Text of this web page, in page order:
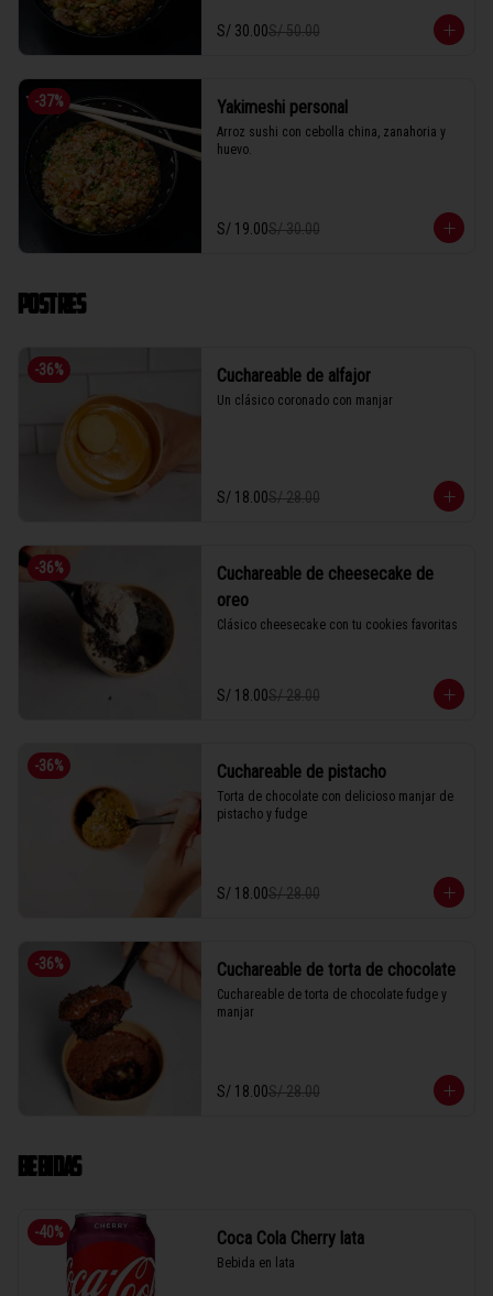
S/ 30.00S/ 50.00
-37% Yakimeshi personal
Arroz sushi con cebolla china, zanahoria y
huevo.
S/ 19.00S/ 30.00
POSTRES
-36% Cuchareable de alfajor
Un clásico coronado con manjar
S/ 18.00S/ 28.00
-36%
Cuchareable de cheesecake de
oreo
Clásico cheesecake con tu cookies favoritas
S/ 18.00S/ 28.00
-36% Cuchareable de pistacho
Torta de chocolate con delicioso manjar de
pistacho y fudge
S/ 18.00S/ 28.00
-36% Cuchareable de torta de chocolate
Cuchareable de torta de chocolate fudge y
manjar
S/ 18.00S/ 28.00
BEBIDAS
-40% Coca Cola Cherry lata
Bebida en lata